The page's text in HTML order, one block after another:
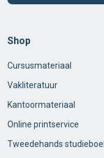
Shop
Cursusmateriaal
Vakliteratuur
Kantoormateriaal
Online printservice
Tweedehands